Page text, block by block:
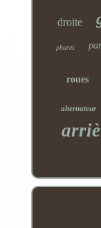
droite
phares
roues
alternateur